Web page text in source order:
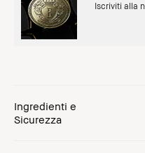
Iscriviti alla
Ingredienti e
Sicurezza